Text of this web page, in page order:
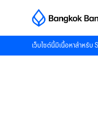
เว็บไซต์นี้มีเนื้อหาสำหรับ